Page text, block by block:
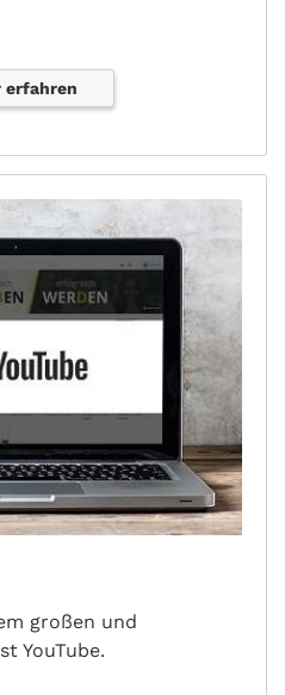
erfahren
großen und
YouTube.